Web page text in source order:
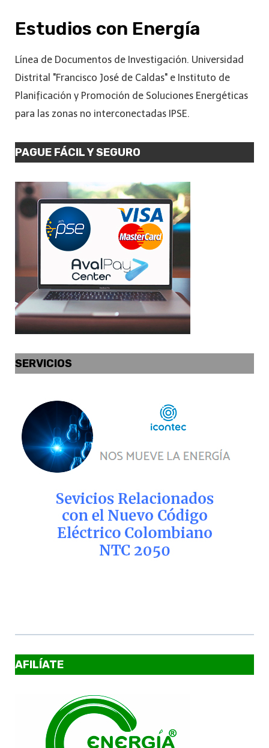
Estudios con Energía
Línea de Documentos de Investigación. Universidad
Distrital "Francisco José de Caldas" e Instituto de
Planificación y Promoción de Soluciones Energéticas
para las zonas no interconectadas IPSE.
PAGUE FÁCIL Y SEGURO
SERVICIOS
AFILÍATE